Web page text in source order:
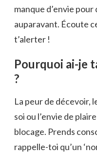
manque d’envie
auparavant. Écoute
t’alerter !
Pourquoi ai-je
?
La peur de décevoir,
soi ou l’envie de
blocage. Prends
rappelle-toi qu’un